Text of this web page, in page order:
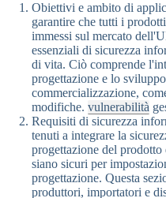
Obiettivi e ambito di
garantire che tutti i
immessi sul mercato
essenziali di sicurezza
di vita. Ciò comprende
progettazione e lo
commercializzazione,
modifiche. vulnerabilità
Requisiti di sicurezza
tenuti a integrare la
progettazione del
siano sicuri per
progettazione. Questa
produttori, importatori e